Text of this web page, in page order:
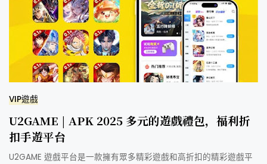
VIP遊戲
U2GAME | APK 2025 多元的遊戲禮包，福利折
扣手遊平台
U2GAME 遊戲平台是一款擁有眾多精彩遊戲和高折扣的精彩遊戲平